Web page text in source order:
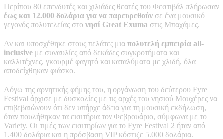
Περίπου 80 επενδυτές και χιλιάδες θεατές του Φεστιβάλ πλήρωσαν
έως και 12.000 δολάρια για να παρευρεθούν σε ένα μουσικό
γεγονός πολυτελείας στο νησί Great Exuma στις Μπαχάμες.
Αν και υποσχέθηκε στους πελάτες μια πολυτελή εμπειρία all-
inclusive με συναυλίες από δεκάδες συγκροτήματα και
καλλιτέχνες, γκουρμέ φαγητό και καταλύματα με χλιδή, όλα
αποδείχθηκαν φιάσκο.
Λόγω της αρνητικής φήμης του, η οργάνωση του δεύτερου Fyre
Festival άρχισε με δυσκολίες με τις αρχές του νησιού Μουχέρες να
επιβεβαιώνουν ότι δεν υπήρχε άδεια για τη μουσική εκδήλωση,
όταν πουλήθηκαν τα εισιτήρια τον Φεβρουάριο, σύμφωνα με το
Variety. Οι τιμές των εισιτηρίων για το Fyre Festival 2 ήταν από
1.400 δολάρια και η πρόσβαση VIP κόστιζε 5.000 δολάρια.